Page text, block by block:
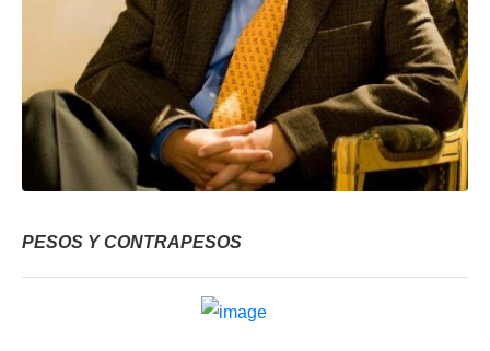
PESOS Y CONTRAPESOS